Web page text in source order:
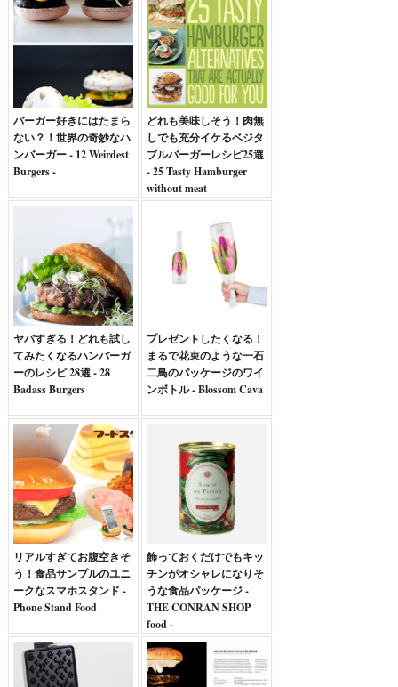
バーガー好きにはたまら
ない？！世界の奇妙なハ
ンバーガー - 12 Weirdest
Burgers -
どれも美味しそう！肉無
しでも充分イケるベジタ
ブルバーガーレシピ25選
- 25 Tasty Hamburger
without meat
ヤバすぎる！どれも試し
てみたくなるハンバーガ
ーのレシピ 28選 - 28
Badass Burgers
プレゼントしたくなる！
まるで花束のような一石
二鳥のパッケージのワイ
ンボトル - Blossom Cava
リアルすぎてお腹空きそ
う！食品サンプルのユニ
ークなスマホスタンド -
Phone Stand Food
飾っておくだけでもキッ
チンがオシャレになりそ
うな食品パッケージ -
THE CONRAN SHOP
food -